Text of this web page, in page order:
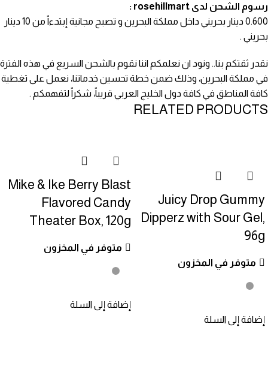
رسوم الشحن لدى rosehillmart :
0.600 دينار بحريني داخل مملكة البحرين و تصبح مجانية إبتدءاً من 10 دينار
بحريني .
نقدر ثقتكم بنا.. ونود ان نعلمكم اننا نقوم بالشحن السريع في هذه الفترة
في مملكة البحرين، وذلك ضمن خطة تحسين خدماتنا، نعمل على تغطية
كافة المناطق في كافة دول الخليج العربي قريباً، شكراً لتفهمكم .
RELATED PRODUCTS
Juicy Drop Gummy
Dipperz with Sour Gel,
96g
متوفر في المخزون
إضافة إلى السلة
Mike & Ike Berry Blast
Flavored Candy
Theater Box, 120g
متوفر في المخزون
إضافة إلى السلة